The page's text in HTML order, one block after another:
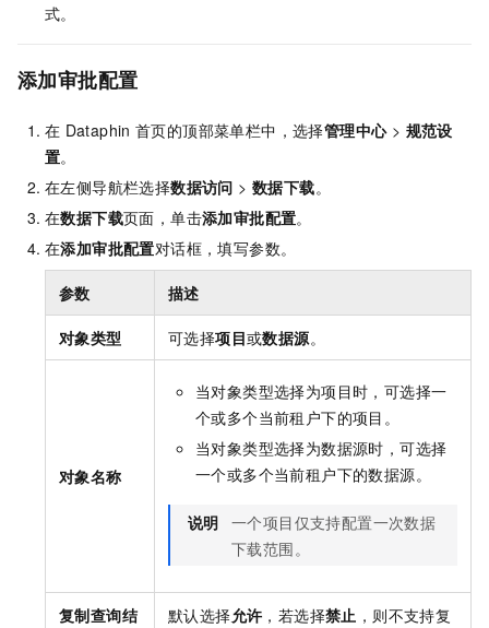
式。
添加审批配置
在 Dataphin 首页的顶部菜单栏中，选择管理中心> 规范设
置。
在左侧导航栏选择数据访问 >数据下载。
在数据下载页面，单击添加审批配置。
在添加审批配置对话框，填写参数。
参数 描述
对象类型 可选择项目或数据源。
对象名称
当对象类型选择为项目时，可选择一
个或多个当前租户下的项目。
当对象类型选择为数据源时，可选择
一个或多个当前租户下的数据源。
说明 一个项目仅支持配置一次数据
下载范围。
复制查询结
默认选择允许 ，若选择禁止 ，则不支持复